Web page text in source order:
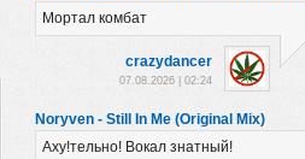
Мортал комбат
crazydancer
07.08.2026 | 02:24
Noryven - Still In Me (Original Mix)
Аху!тельно! Вокал знатный!